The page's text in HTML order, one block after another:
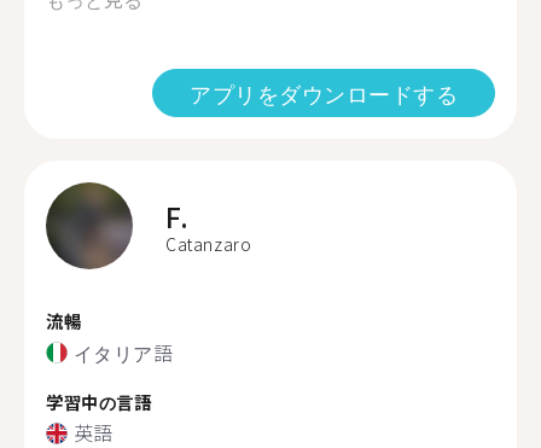
アプリをダウンロードする
F.
Catanzaro
流暢
イタリア語
学習中の言語
英語